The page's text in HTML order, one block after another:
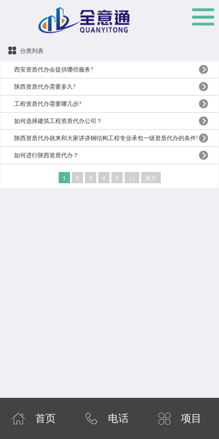
分类列表
西安资质代办会提供哪些服务?
陕西资质代办需要多久?
工程资质代办需要哪几步?
如何选择建筑工程资质代办公司？
陕西资质代办就来和大家讲讲钢结构工程专业承包一级资质代办的条件!
如何进行陕西资质代办？
1 2 3 4 5 >> 尾页
首页 电话 项目